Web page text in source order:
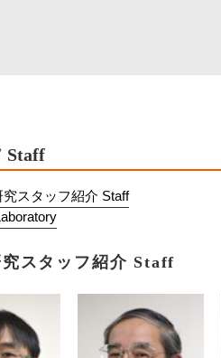
Staff
スタッフ紹介 Staff
スタッフ紹介 Staff